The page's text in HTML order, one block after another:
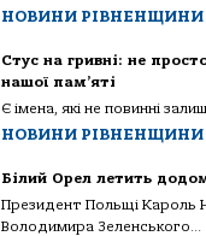
НОВИНИ РІВНЕНЩИНИ
Стус на гривні: не
нашої пам’яті
Є імена, які не повинні
НОВИНИ РІВНЕНЩИНИ
Білий Орел летить
Президент Польщі Кароль
Володимира Зеленського...